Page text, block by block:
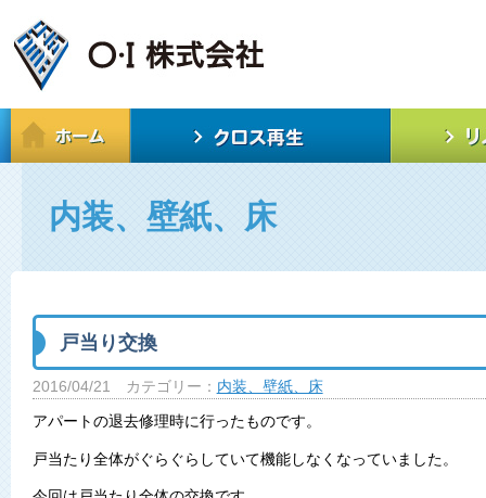
内装、壁紙、床
戸当り交換
2016/04/21 カテゴリー： 内装、壁紙、床
アパートの退去修理時に行ったものです。
戸当たり全体がぐらぐらしていて機能しなくなっていました。